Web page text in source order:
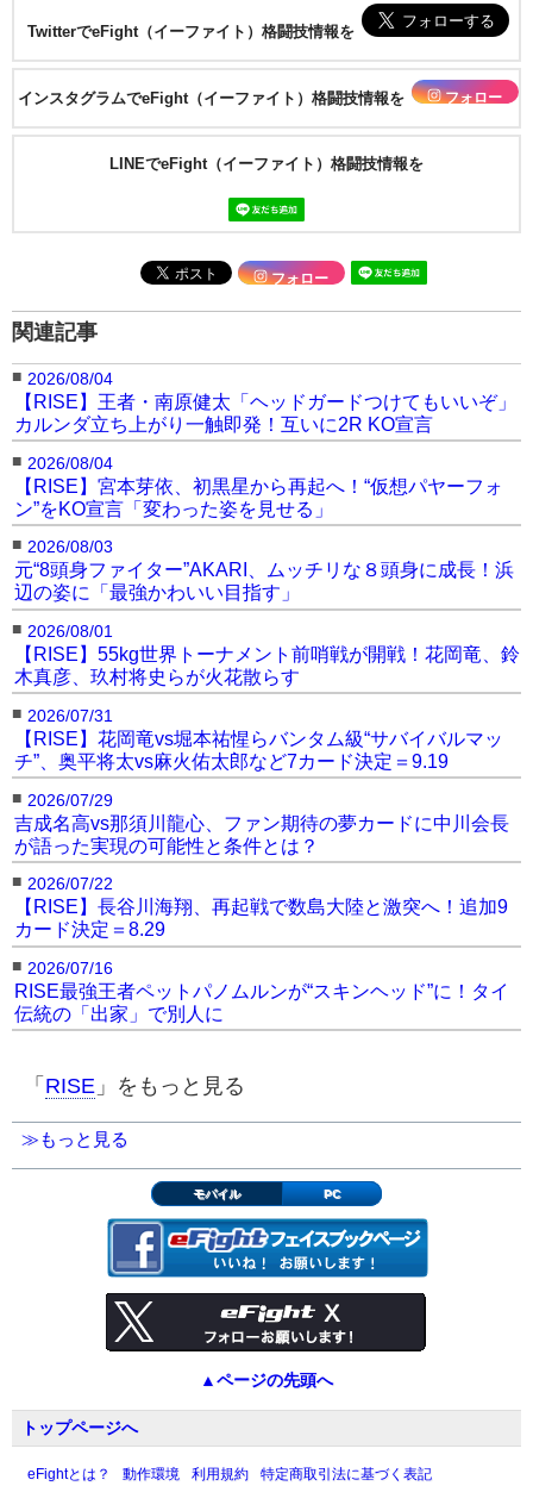
TwitterでeFight（イーファイト）格闘技情報を
インスタグラムでeFight（イーファイト）格闘技情報を フォロー
LINEでeFight（イーファイト）格闘技情報を
フォロー
関連記事
■ 2026/08/04
【RISE】王者・南原健太「ヘッドガードつけてもいいぞ」
カルンダ立ち上がり一触即発！互いに2R KO宣言
■ 2026/08/04
【RISE】宮本芽依、初黒星から再起へ！“仮想パヤーフォ
ン”をKO宣言「変わった姿を見せる」
■ 2026/08/03
元“8頭身ファイター”AKARI、ムッチリな８頭身に成長！浜
辺の姿に「最強かわいい目指す」
■ 2026/08/01
【RISE】55kg世界トーナメント前哨戦が開戦！花岡竜、鈴
木真彦、玖村将史らが火花散らす
■ 2026/07/31
【RISE】花岡竜vs堀本祐惺らバンタム級“サバイバルマッ
チ”、奥平将太vs麻火佑太郎など7カード決定＝9.19
■ 2026/07/29
吉成名高vs那須川龍心、ファン期待の夢カードに中川会長
が語った実現の可能性と条件とは？
■ 2026/07/22
【RISE】長谷川海翔、再起戦で数島大陸と激突へ！追加9
カード決定＝8.29
■ 2026/07/16
RISE最強王者ペットパノムルンが“スキンヘッド”に！タイ
伝統の「出家」で別人に
「 RISE 」をもっと見る
≫もっと見る
モバイル PC
▲ページの先頭へ
トップページへ
eFightとは？ 動作環境 利用規約 特定商取引法に基づく表記